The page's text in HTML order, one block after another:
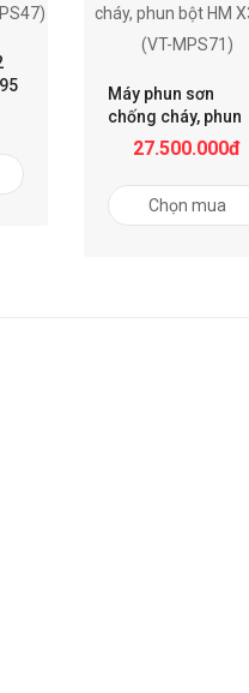
Máy phun sơn
chống cháy, phun
bột HM X3.39 (VT-
27.500.000đ
Chọn mua